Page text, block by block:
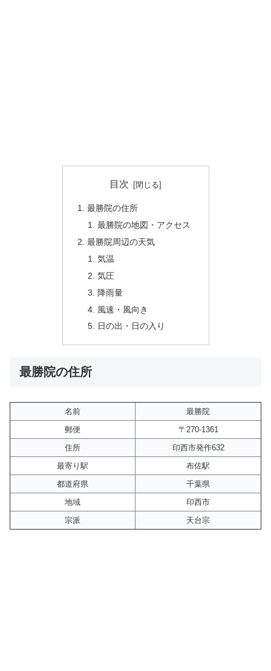
目次
最勝院の住所
最勝院の地図・アクセス
最勝院周辺の天気
気温
気圧
降雨量
風速・風向き
日の出・日の入り
最勝院の住所
名前
最勝院
郵便
〒270-1361
住所
印西市発作632
最寄り駅
布佐駅
都道府県
千葉県
地域
印西市
宗派
天台宗